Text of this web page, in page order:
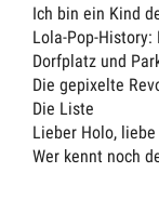
Ich bin ein Kind
Lola-Pop-
Dorfplatz und
Die gepixelte
Die Liste
Lieber Holo,
Wer kennt noch